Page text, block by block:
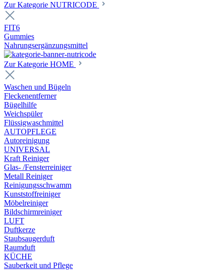
Zur Kategorie NUTRICODE
FIT6
Gummies
Nahrungsergänzungsmittel
Zur Kategorie HOME
Waschen und Bügeln
Fleckenentferner
Bügelhilfe
Weichspüler
Flüssigwaschmittel
AUTOPFLEGE
Autoreinigung
UNIVERSAL
Kraft Reiniger
Glas- /Fensterreiniger
Metall Reiniger
Reinigungsschwamm
Kunststoffreiniger
Möbelreiniger
Bildschirmreiniger
LUFT
Duftkerze
Staubsaugerduft
Raumduft
KÜCHE
Sauberkeit und Pflege